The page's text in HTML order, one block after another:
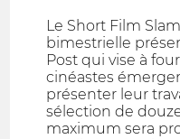
Le Short Film
bimestrielle
Post qui vise à
cinéastes
présenter leur
sélection de
maximum sera